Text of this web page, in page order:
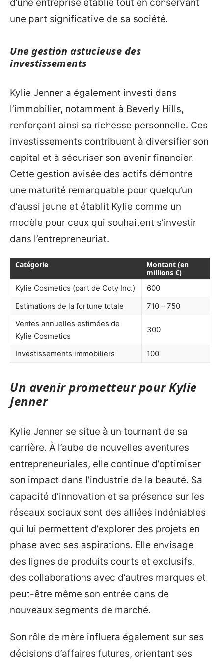
d’une entreprise établie tout en conservant
une part significative de sa société.
Une gestion astucieuse des
investissements
Kylie Jenner a également investi dans
l’immobilier, notamment à Beverly Hills,
renforçant ainsi sa richesse personnelle. Ces
investissements contribuent à diversifier son
capital et à sécuriser son avenir financier.
Cette gestion avisée des actifs démontre
une maturité remarquable pour quelqu’un
d’aussi jeune et établit Kylie comme un
modèle pour ceux qui souhaitent s’investir
dans l’entrepreneuriat.
Catégorie
Montant (en
millions €)
Kylie Cosmetics (part de Coty Inc.)
600
Estimations de la fortune totale
710 – 750
Ventes annuelles estimées de
Kylie Cosmetics
300
Investissements immobiliers 100
Un avenir prometteur pour Kylie
Jenner
Kylie Jenner se situe à un tournant de sa
carrière. À l’aube de nouvelles aventures
entrepreneuriales, elle continue d’optimiser
son impact dans l’industrie de la beauté. Sa
capacité d’innovation et sa présence sur les
réseaux sociaux sont des alliées indéniables
qui lui permettent d’explorer des projets en
phase avec ses aspirations. Elle envisage
des lignes de produits courts et exclusifs,
des collaborations avec d’autres marques et
peut-être même son entrée dans de
nouveaux segments de marché.
Son rôle de mère influera également sur ses
décisions d’affaires futures, orientant ses